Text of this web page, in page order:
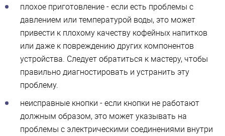
плохое приготовление - если есть проблемы с
давлением или температурой воды, это может
привести к плохому качеству кофейных напитков
или даже к повреждению других компонентов
устройства. Следует обратиться к мастеру, чтобы
правильно диагностировать и устранить эту
проблему.
неисправные кнопки - если кнопки не работают
должным образом, это может указывать на
проблемы с электрическими соединениями внутри